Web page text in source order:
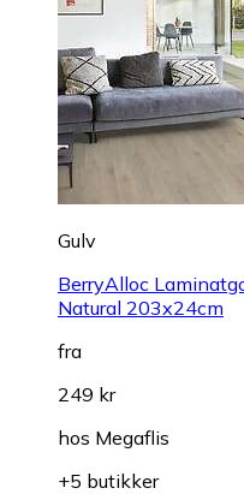
Gulv
BerryAlloc
Natural 203x24cm
fra
249 kr
hos Megaflis
+5 butikker